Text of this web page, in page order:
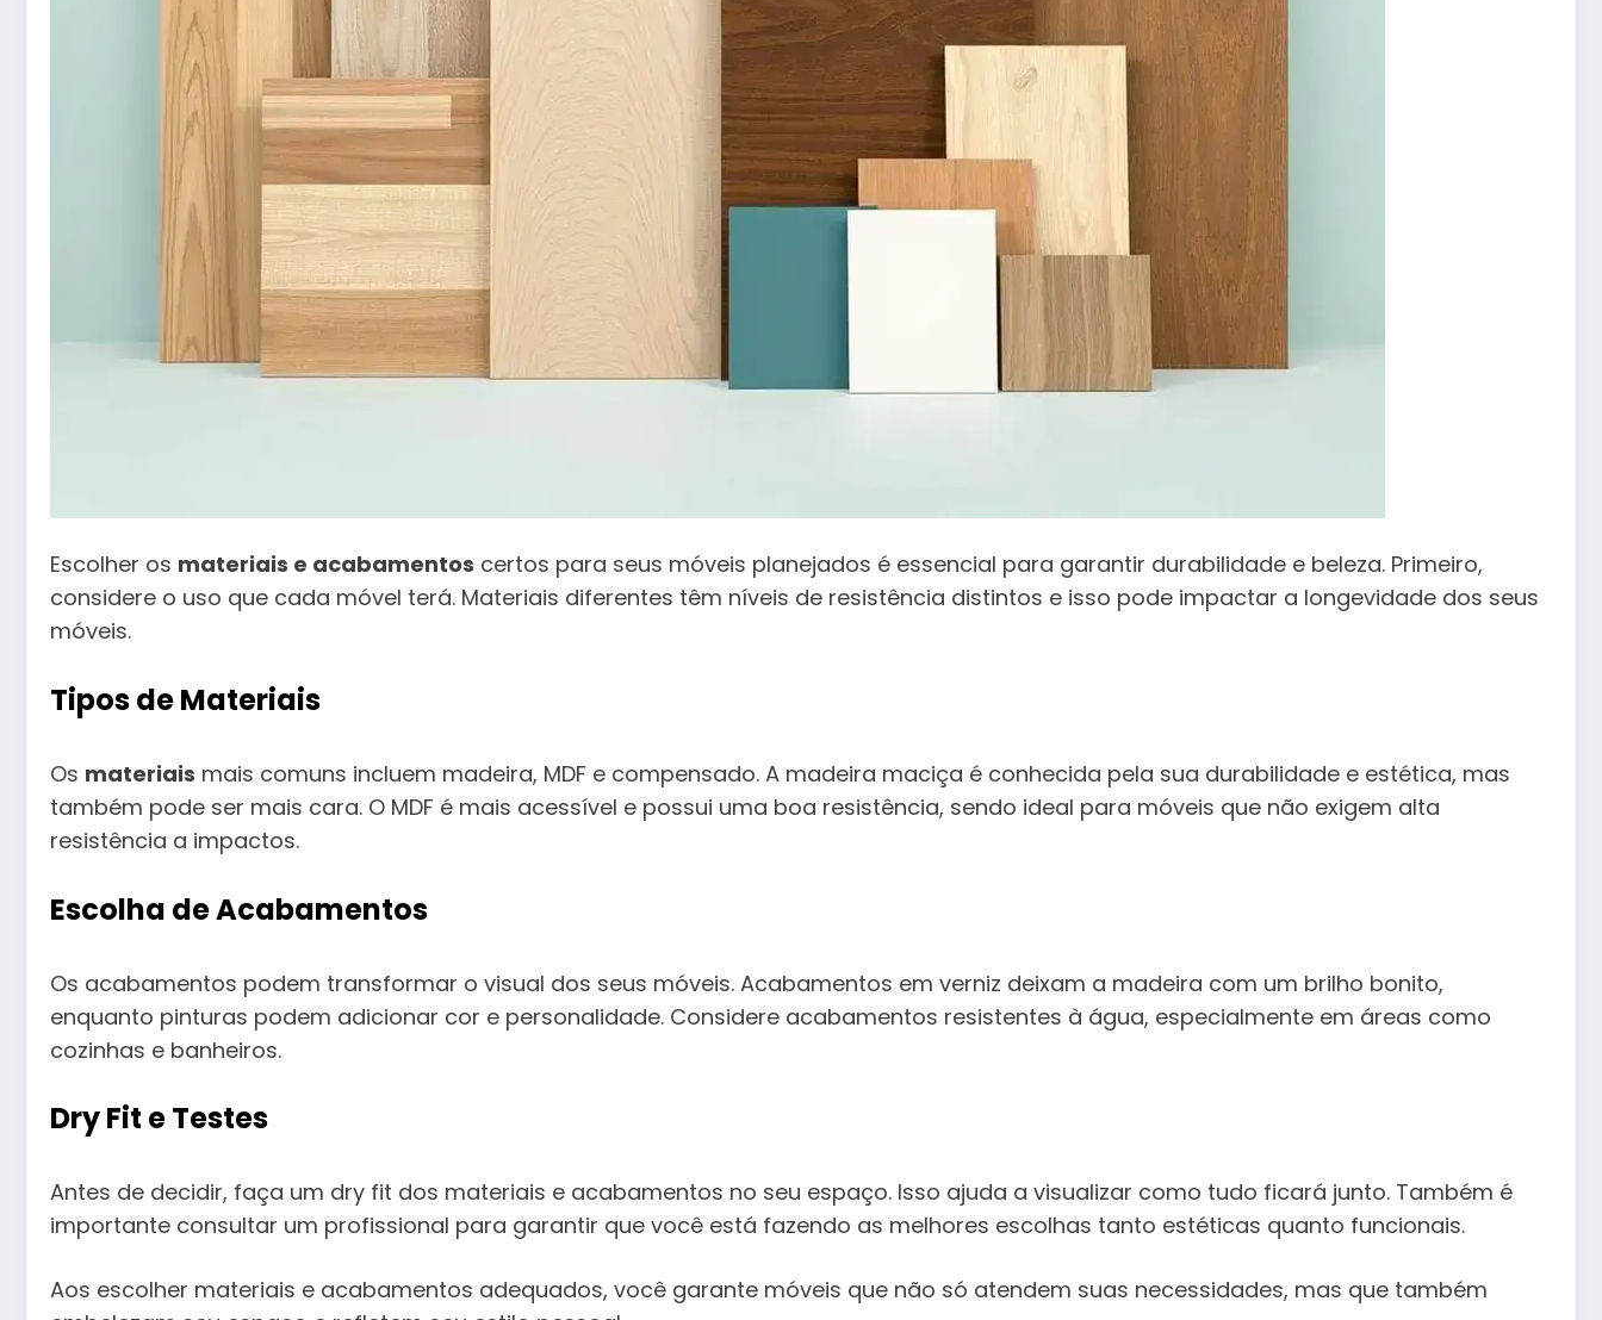
Escolher os materiais e acabamentos certos para seus móveis planejados é essencial para garantir durabilidade e beleza. Primeiro,
considere o uso que cada móvel terá. Materiais diferentes têm níveis de resistência distintos e isso pode impactar a longevidade dos seus
móveis.
Tipos de Materiais
Os materiais mais comuns incluem madeira, MDF e compensado. A madeira maciça é conhecida pela sua durabilidade e estética, mas
também pode ser mais cara. O MDF é mais acessível e possui uma boa resistência, sendo ideal para móveis que não exigem alta
resistência a impactos.
Escolha de Acabamentos
Os acabamentos podem transformar o visual dos seus móveis. Acabamentos em verniz deixam a madeira com um brilho bonito,
enquanto pinturas podem adicionar cor e personalidade. Considere acabamentos resistentes à água, especialmente em áreas como
cozinhas e banheiros.
Dry Fit e Testes
Antes de decidir, faça um dry fit dos materiais e acabamentos no seu espaço. Isso ajuda a visualizar como tudo ficará junto. Também é
importante consultar um profissional para garantir que você está fazendo as melhores escolhas tanto estéticas quanto funcionais.
Aos escolher materiais e acabamentos adequados, você garante móveis que não só atendem suas necessidades, mas que também